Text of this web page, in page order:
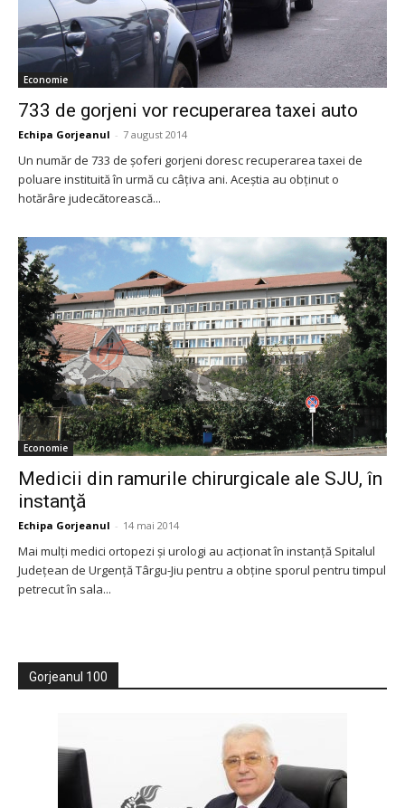
Economie
733 de gorjeni vor recuperarea taxei auto
Echipa Gorjeanul - 7 august 2014
Un număr de 733 de şoferi gorjeni doresc recuperarea taxei de
poluare instituită în urmă cu câţiva ani. Aceştia au obţinut o
hotărâre judecătorească...
Economie
Medicii din ramurile chirurgicale ale SJU, în
instanţă
Echipa Gorjeanul - 14 mai 2014
Mai mulţi medici ortopezi şi urologi au acţionat în instanţă Spitalul
Judeţean de Urgenţă Târgu-Jiu pentru a obţine sporul pentru timpul
petrecut în sala...
Gorjeanul 100